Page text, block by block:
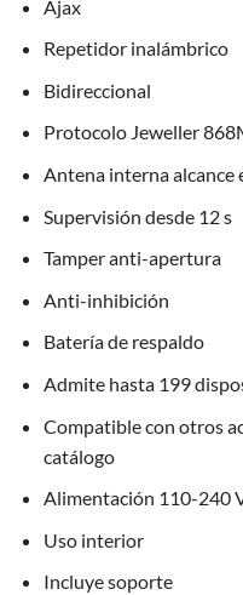
Ajax
Repetidor inalámbrico
Bidireccional
Protocolo Jeweller
Antena interna alcance
Supervisión desde 12 s
Tamper anti-apertura
Anti-inhibición
Batería de respaldo
Admite hasta 199
Compatible con otros
catálogo
Alimentación 110-240
Uso interior
Incluye soporte